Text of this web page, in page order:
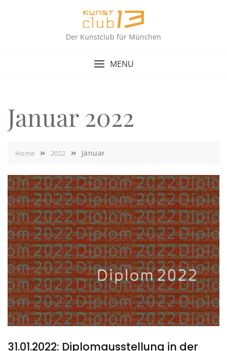
Der Kunstclub für München
MENU
Januar 2022
Home 2022 Januar
31.01.2022: Diplomausstellung in der